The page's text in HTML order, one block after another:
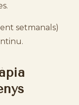
setmanals)